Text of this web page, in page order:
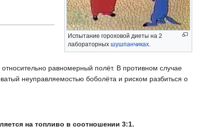
Испытание гороховой диеты на 2
лабораторных шушпанчиках.
равномерный полёт. В противном случае
неуправляемостью боболёта и риском разбиться о
на топливо в соотношении 3:1.